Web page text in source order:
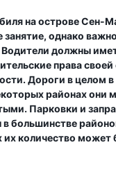
на острове Сен-
занятие, однако
Водители должны
права своей
Дороги в целом
районах они
Парковки и
большинстве
их количество может